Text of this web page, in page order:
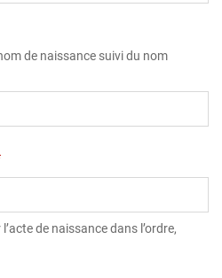
de naissance suivi du nom
de naissance dans l’ordre,